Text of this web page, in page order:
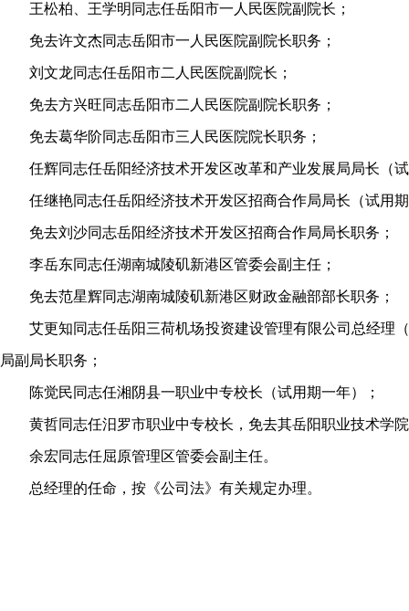
王松柏、王学明同志任岳阳市一人民医院副院长；
免去许文杰同志岳阳市一人民医院副院长职务；
刘文龙同志任岳阳市二人民医院副院长；
免去方兴旺同志岳阳市二人民医院副院长职务；
免去葛华阶同志岳阳市三人民医院院长职务；
任辉同志任岳阳经济技术开发区改革和产业发展局局长（
任继艳同志任岳阳经济技术开发区招商合作局局长（试用
免去刘沙同志岳阳经济技术开发区招商合作局局长职务；
李岳东同志任湖南城陵矶新港区管委会副主任；
免去范星辉同志湖南城陵矶新港区财政金融部部长职务；
艾更知同志任岳阳三荷机场投资建设管理有限公司总经理
局副局长职务；
陈觉民同志任湘阴县一职业中专校长（试用期一年）；
黄哲同志任汨罗市职业中专校长 ， 免去其岳阳职业技术学
余宏同志任屈原管理区管委会副主任。
总经理的任命 ， 按《公司法》有关规定办理。